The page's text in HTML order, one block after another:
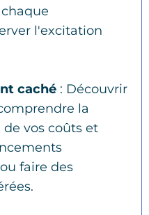
l'excitation
caché : Découvrir
la
vos coûts et
faire des